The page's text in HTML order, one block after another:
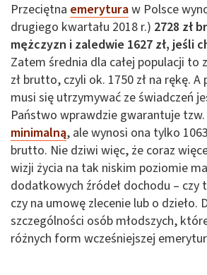
Przeciętna emeryturaw Polsce
drugiego kwartału 2018 r.) 2728 zł
mężczyzn i zaledwie 1627 zł, jeśli
Zatem średnia dla całej populacji to
zł brutto, czyli ok. 1750 zł na rękę.
musi się utrzymywać ze świadczeń
Państwo wprawdzie gwarantuje tzw.
minimalną, ale wynosi ona tylko
brutto. Nie dziwi więc, że coraz
wizji życia na tak niskim poziomie
dodatkowych źródeł dochodu – czy
czy na umowę zlecenie lub o dzieło.
szczególności osób młodszych,
różnych form wcześniejszej